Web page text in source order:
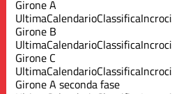
Girone A
UltimaCalendarioClassificaIncroci
Girone B
UltimaCalendarioClassificaIncroci
Girone C
UltimaCalendarioClassificaIncroci
Girone A seconda fase